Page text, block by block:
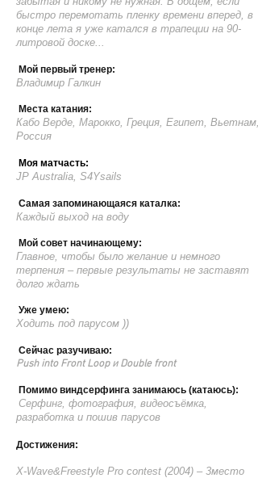
быстро перемотать пленку времени вперед, в
конце лета я уже катался в трапеции на 90-
литровой доске...
Мой первый тренер:
Владимир Галкин
Места катания:
Кабо Верде, Марокко, Греция, Египет, Вьетнам,
Россия
Моя матчасть:
JP Australia, S4Ysails
Самая запоминающаяся каталка:
Каждый выход на воду
Мой совет начинающему:
Главное, чтобы было желание и немного
терпения – первые результаты не заставят
долго ждать
Уже умею:
Ходить под парусом ))
Сейчас разучиваю:
Push into Front Loop и Double front
Помимо виндсерфинга занимаюсь (катаюсь):
Серфинг, фотография, видеосъёмка,
разработка и пошив парусов
Достижения:
X-Wave&Freestyle Pro contest (2004) – 3место